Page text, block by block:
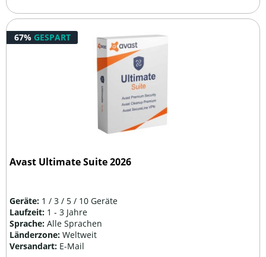
67% GESPART
Avast Ultimate Suite 2026
Geräte: 1 / 3 / 5 / 10 Geräte
Laufzeit: 1 - 3 Jahre
Sprache:Alle Sprachen
Länderzone:Weltweit
Versandart: E-Mail